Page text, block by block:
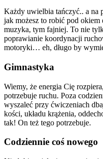
Każdy uwielbia tańczyć.. a na
jak możesz to robić pod
muzyka, tym fajniej. To nie
poprawianie koordynacji
motoryki… eh, długo by
Gimnastyka
Wiemy, że energia Cię
potrzebuje ruchu. Poza
wyszaleć przy ćwiczeniach
kości, układu krążenia,
tak! On też tego potrzebuje.
Codziennie coś nowego